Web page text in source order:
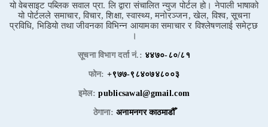
यो वेबसाइट पब्लिक सवाल प्रा. लि द्वारा संचालित न्युज पोर्टल हो। नेपाली भाषाको
यो पोर्टलले समाचार, विचार, शिक्षा, स्वास्थ्य, मनोरञ्जन, खेल, विश्व, सूचना
प्रविधि, भिडियो तथा जीवनका विभिन्न आयामका समाचार र विश्लेषणलाई समेट्छ
।
सूचना विभाग दर्ता नं.: ४४७०-८०/८१
फोन: +९७७-९८४०७४८००३
इमेल:publicsawal@gmail.com
ठेगाना:अनामनगर काठमाडौँ